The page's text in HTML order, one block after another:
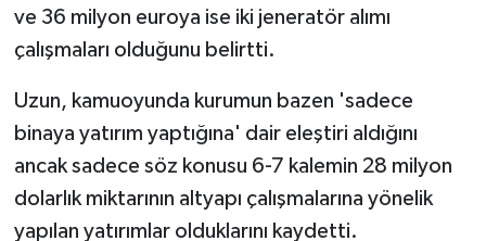
ve 36 milyon euroya ise iki jeneratör alımı
çalışmaları olduğunu belirtti.
Uzun, kamuoyunda kurumun bazen 'sadece
binaya yatırım yaptığına' dair eleştiri aldığını
ancak sadece söz konusu 6-7 kalemin 28 milyon
dolarlık miktarının altyapı çalışmalarına yönelik
yapılan yatırımlar olduklarını kaydetti.